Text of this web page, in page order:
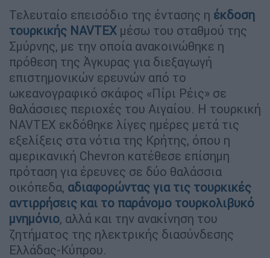
Τελευταίο επεισόδιο της έντασης η έκδοση
τουρκικής NAVTEX μέσω του σταθμού της
Σμύρνης, με την οποία ανακοινώθηκε η
πρόθεση της Άγκυρας για διεξαγωγή
επιστημονικών ερευνών από το
ωκεανογραφικό σκάφος «Πίρι Ρέις» σε
θαλάσσιες περιοχές του Αιγαίου. Η τουρκική
NAVTEX εκδόθηκε λίγες ημέρες μετά τις
εξελίξεις στα νότια της Κρήτης, όπου η
αμερικανική Chevron κατέθεσε επίσημη
πρόταση για έρευνες σε δύο θαλάσσια
οικόπεδα, αδιαφορώντας για τις τουρκικές
αντιρρήσεις και το παράνομο τουρκολιβυκό
μνημόνιο, αλλά και την ανακίνηση του
ζητήματος της ηλεκτρικής διασύνδεσης
Ελλάδας-Κύπρου.